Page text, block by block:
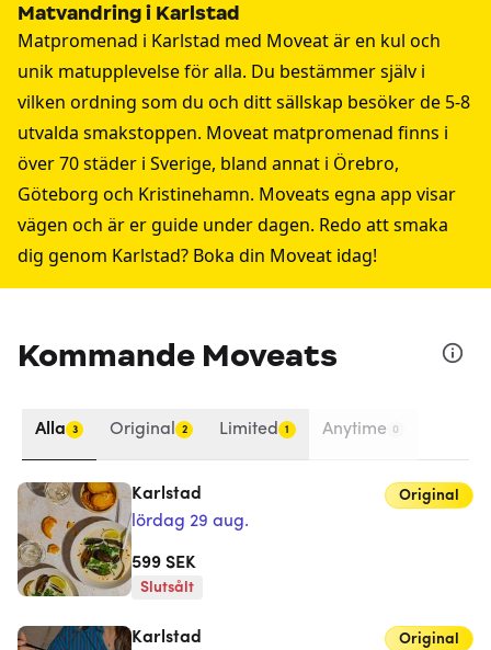
Matvandring i Karlstad
Matpromenad i Karlstad med Moveat är en kul och
unik matupplevelse för alla. Du bestämmer själv i
vilken ordning som du och ditt sällskap besöker de 5-8
utvalda smakstoppen. Moveat matpromenad finns i
över 70 städer i Sverige, bland annat i Örebro,
Göteborg och Kristinehamn. Moveats egna app visar
vägen och är er guide under dagen. Redo att smaka
dig genom Karlstad? Boka din Moveat idag!
Kommande Moveats
Alla 3 Original 2 Limited 1 Anytime 0
Karlstad
lördag 29 aug.
Original
599 SEK
Slutsålt
Karlstad
Original